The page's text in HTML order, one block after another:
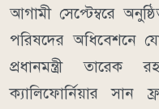
আগামী সেপ্টেম্বরে
পরিষদের অধিবেশনে
প্রধানমন্ত্রী
ক্যালিফোর্নিয়ার সান